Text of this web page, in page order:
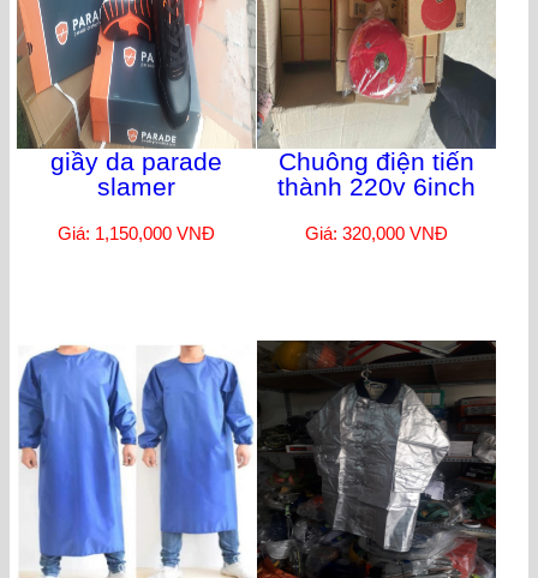
giầy da parade
slamer
Giá: 1,150,000 VNĐ
Chuông điện tiến
thành 220v 6inch
Giá: 320,000 VNĐ